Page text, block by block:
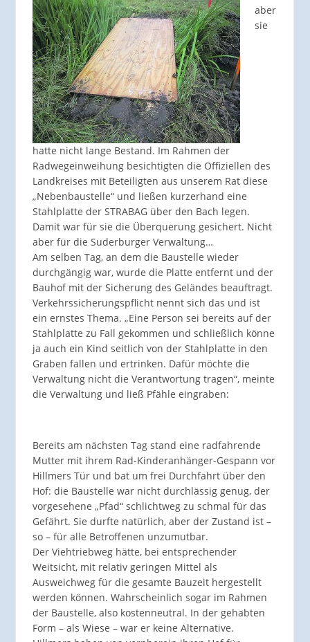
aber
sie
hatte nicht lange Bestand. Im Rahmen der
Radwegeinweihung besichtigten die Offiziellen des
Landkreises mit Beteiligten aus unserem Rat diese
„Nebenbaustelle“ und ließen kurzerhand eine
Stahlplatte der STRABAG über den Bach legen.
Damit war für sie die Überquerung gesichert. Nicht
aber für die Suderburger Verwaltung…
Am selben Tag, an dem die Baustelle wieder
durchgängig war, wurde die Platte entfernt und der
Bauhof mit der Sicherung des Geländes beauftragt.
Verkehrssicherungspflicht nennt sich das und ist
ein ernstes Thema. „Eine Person sei bereits auf der
Stahlplatte zu Fall gekommen und schließlich könne
ja auch ein Kind seitlich von der Stahlplatte in den
Graben fallen und ertrinken. Dafür möchte die
Verwaltung nicht die Verantwortung tragen“, meinte
die Verwaltung und ließ Pfähle eingraben:
Bereits am nächsten Tag stand eine radfahrende
Mutter mit ihrem Rad-Kinderanhänger-Gespann vor
Hillmers Tür und bat um frei Durchfahrt über den
Hof: die Baustelle war nicht durchlässig genug, der
vorgesehene „Pfad“ schlichtweg zu schmal für das
Gefährt. Sie durfte natürlich, aber der Zustand ist –
so – für alle Betroffenen unzumutbar.
Der Viehtriebweg hätte, bei entsprechender
Weitsicht, mit relativ geringen Mittel als
Ausweichweg für die gesamte Bauzeit hergestellt
werden können. Wahrscheinlich sogar im Rahmen
der Baustelle, also kostenneutral. In der gehabten
Form – als Wiese – war er keine Alternative.